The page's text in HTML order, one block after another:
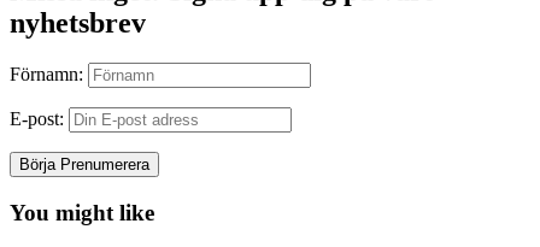
nyhetsbrev
Förnamn:
E-post:
You might like